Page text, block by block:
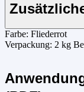
Farbe: Fliederrot
Verpackung: 2 kg